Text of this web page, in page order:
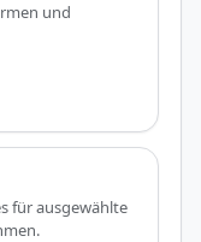
und
für ausgewählte